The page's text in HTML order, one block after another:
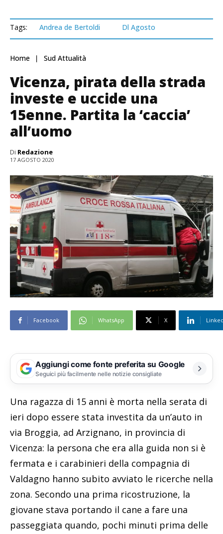
Tags: Andrea de Bertoldi Dl Agosto
Home Sud Attualità
Vicenza, pirata della strada
investe e uccide una
15enne. Partita la ‘caccia’
all’uomo
Di Redazione
17 AGOSTO 2020
Facebook WhatsApp X
Aggiungi come fonte preferita su Google
Seguici più facilmente nelle notizie consigliate
Una ragazza di 15 anni è morta nella serata di
ieri dopo essere stata investita da un’auto in
via Broggia, ad Arzignano, in provincia di
Vicenza: la persona che era alla guida non si è
fermata e i carabinieri della compagnia di
Valdagno hanno subito avviato le ricerche nella
zona. Secondo una prima ricostruzione, la
giovane stava portando il cane a fare una
passeggiata quando, pochi minuti prima delle